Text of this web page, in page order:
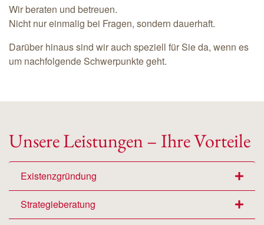
Wir beraten und betreuen.
Nicht nur einmalig bei Fragen, sondern dauerhaft.
Darüber hinaus sind wir auch speziell für Sie da, wenn es
um nachfolgende Schwerpunkte geht.
Unsere Leistungen – Ihre Vorteile
Existenzgründung
Strategieberatung